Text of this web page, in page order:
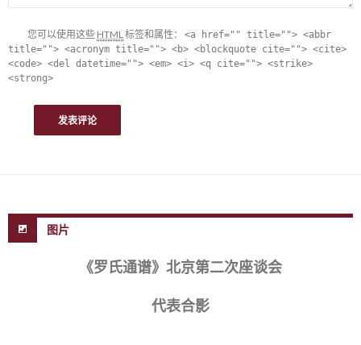
您可以使用这些 HTML标签和属性： <a href="" title=""> <abbr
title=""> <acronym title=""> <b> <blockquote cite=""> <cite>
<code> <del datetime=""> <em> <i> <q cite=""> <strike>
<strong>
图片
《罗氏通谱》北京第二次座谈会
代表合影